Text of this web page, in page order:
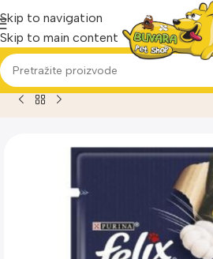
Skip to navigation
Skip to main content
Home Proizvod Felix kesica